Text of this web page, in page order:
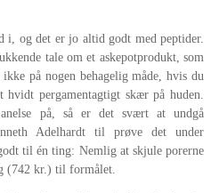
i, og det er jo altid godt med peptider.
tale om et askepotprodukt, som
på nogen behagelig måde, hvis du
pergamentagtigt skær på huden.
på, så er det svært at undgå
Adelhardt til prøve det under
til én ting: Nemlig at skjule porerne
(742 kr.) til formålet.